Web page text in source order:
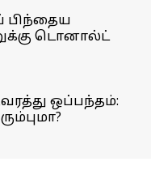
பிந்தைய
டொனால்ட்
ஒப்பந்தம்: